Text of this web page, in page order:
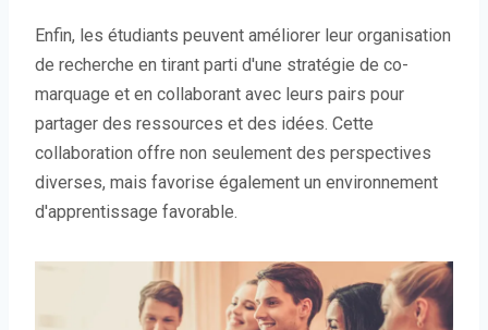
Enfin, les étudiants peuvent améliorer leur organisation
de recherche en tirant parti d'une stratégie de co-
marquage et en collaborant avec leurs pairs pour
partager des ressources et des idées. Cette
collaboration offre non seulement des perspectives
diverses, mais favorise également un environnement
d'apprentissage favorable.